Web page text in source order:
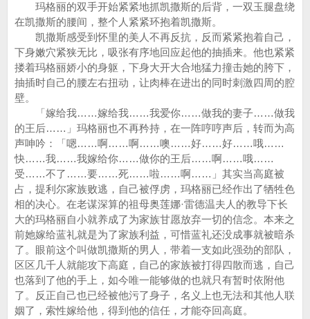
玛格丽的双手开始紧紧地抓凯撒斯的后背，一双玉腿盘绕
在凯撒斯的腰间，整个人紧紧环抱着凯撒斯。
凯撒斯感受到怀里的美人不再反抗，反而紧紧抱着自己，
下身嫩穴紧狭无比，吸张有序地回应起他的抽插来。他也紧紧
搂着玛格丽娇小的身躯，下身大开大合地猛力撞击她的胯下，
抽插时自己的腰左右扭动，让肉棒在进出的同时刺激四周的腔
壁。
「嫁给我……嫁给我……我爱你……做我的妻子……做我
的王后……」玛格丽也不再矜持，在一阵哼哼声后，转而为高
声呻吟：「嗯……啊……啊……噢……好……好……哦……
快……我……我嫁给你……做你的王后……啊……哦……
受……不了……要……死……啦……啊……」其实当高庭被
占，提利尔家族败逃，自己被俘虏，玛格丽已经作出了牺牲色
相的决心。在老谋深算的祖母奥莲娜·雷德温夫人的教导下长
大的玛格丽自小就养成了为家族甘愿放弃一切的信念。本来之
前她嫁给蓝礼就是为了家族利益，可惜蓝礼还没成事就被暗杀
了。眼前这个叫做凯撒斯的男人，带着一支如此强劲的部队，
区区几千人就能攻下高庭，自己的家族被打得四散而逃，自己
也落到了他的手上，如今唯一能够做的也就只有暂时依附他
了。反正自己也已经被他污了身子，名义上也无法和其他人联
姻了，索性嫁给他，得到他的信任，才能夺回高庭。